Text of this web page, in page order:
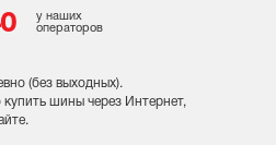
у наших
операторов
(без выходных).
купить шины через Интернет,